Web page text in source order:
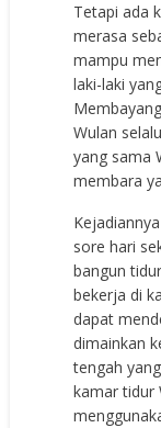
Tetapi ada
merasa
mampu
laki-laki
Wulan
yang sama
membara
sore hari
bangun
bekerja di
dapat
dimainkan
tengah
kamar tidur